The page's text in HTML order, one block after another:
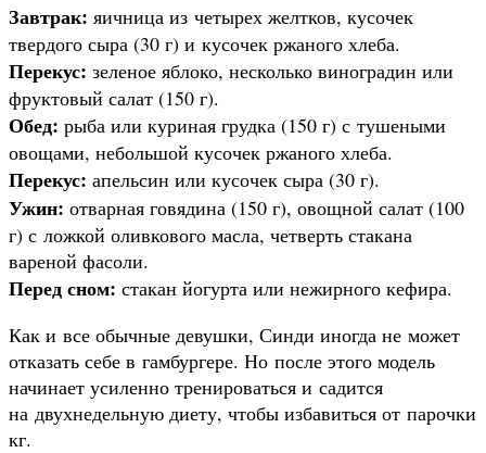
Завтрак: яичница из четырех желтков, кусочек
твердого сыра (30 г) и кусочек ржаного хлеба.
Перекус: зеленое яблоко, несколько виноградин или
фруктовый салат (150 г).
Обед: рыба или куриная грудка (150 г) с тушеными
овощами, небольшой кусочек ржаного хлеба.
Перекус: апельсин или кусочек сыра (30 г).
Ужин: отварная говядина (150 г), овощной салат (100
г) с ложкой оливкового масла, четверть стакана
вареной фасоли.
Перед сном: стакан йогурта или нежирного кефира.
Как и все обычные девушки, Синди иногда не может
отказать себе в гамбургере. Но после этого модель
начинает усиленно тренироваться и садится
на двухнедельную диету, чтобы избавиться от парочки
кг.